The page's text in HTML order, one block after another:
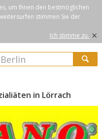
um Ihnen den bestmöglichen
stimmen Sie der
Ich stimme zu. ×
in Lörrach